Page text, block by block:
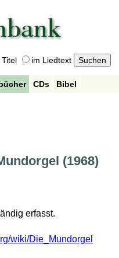
Titel im Liedtext
CDs
Bibel
(1968)
erfasst.
wiki/Die_Mundorgel